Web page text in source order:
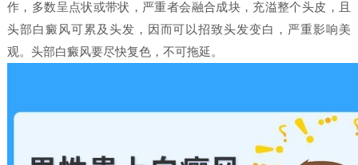
作，多数呈点状或带状，严重者会融合成块，充溢整个头皮，且
头部白癜风可累及头发，因而可以招致头发变白，严重影响美
观。头部白癜风要尽快复色，不可拖延。